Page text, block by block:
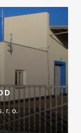
r. o.